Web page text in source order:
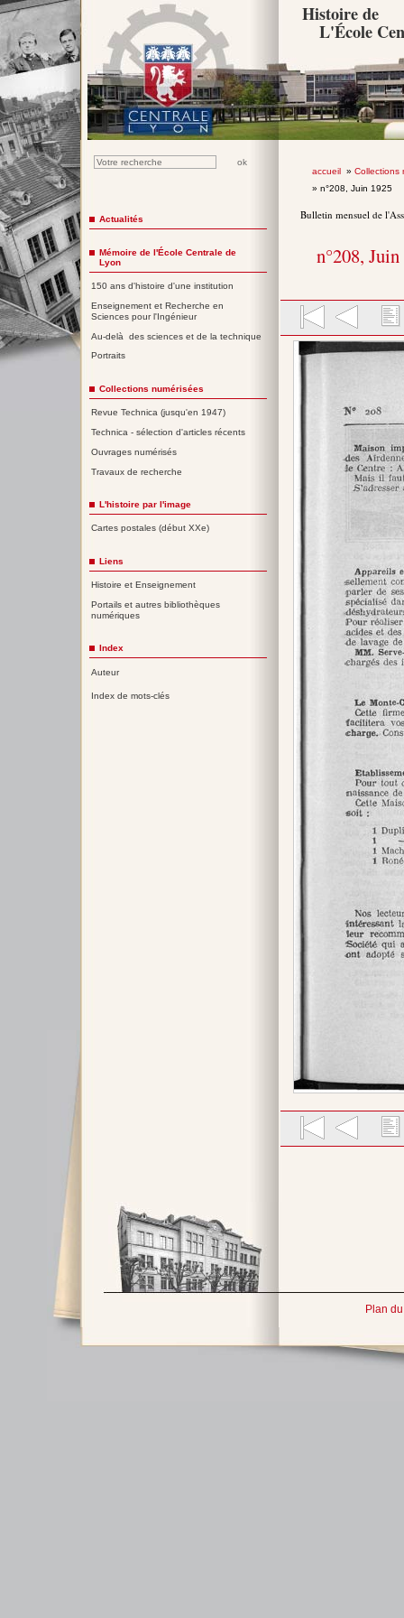
Histoire de
L'École
accueil» Collections
» n°208, Juin 1925
Bulletin mensuel de
n°208,
Actualités
Mémoire de l'École Centrale de
Lyon
150 ans d'histoire d'une institution
Enseignement et Recherche en
Sciences pour l'Ingénieur
Au-delà des sciences et de la technique
Portraits
Collections numérisées
Revue Technica (jusqu'en 1947)
Technica - sélection d'articles récents
Ouvrages numérisés
Travaux de recherche
L'histoire par l'image
Cartes postales (début XXe)
Liens
Histoire et Enseignement
Portails et autres bibliothèques
numériques
Index
Auteur
Index de mots-clés
Plan